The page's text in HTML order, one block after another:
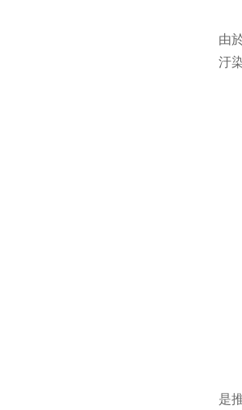
由
汙
是